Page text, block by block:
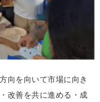
向を向いて市場に向き
改善を共に進める・成